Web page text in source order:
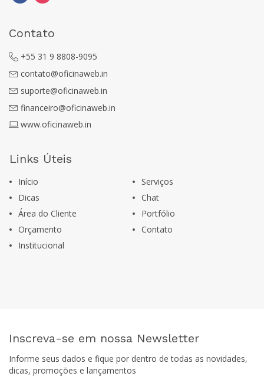
Contato
+55 31 9 8808-9095
contato@oficinaweb.in
suporte@oficinaweb.in
financeiro@oficinaweb.in
www.oficinaweb.in
Links Úteis
Início
Serviços
Dicas
Chat
Área do Cliente
Portfólio
Orçamento
Contato
Institucional
Inscreva-se em nossa Newsletter
Informe seus dados e fique por dentro de todas as novidades,
dicas, promoções e lançamentos